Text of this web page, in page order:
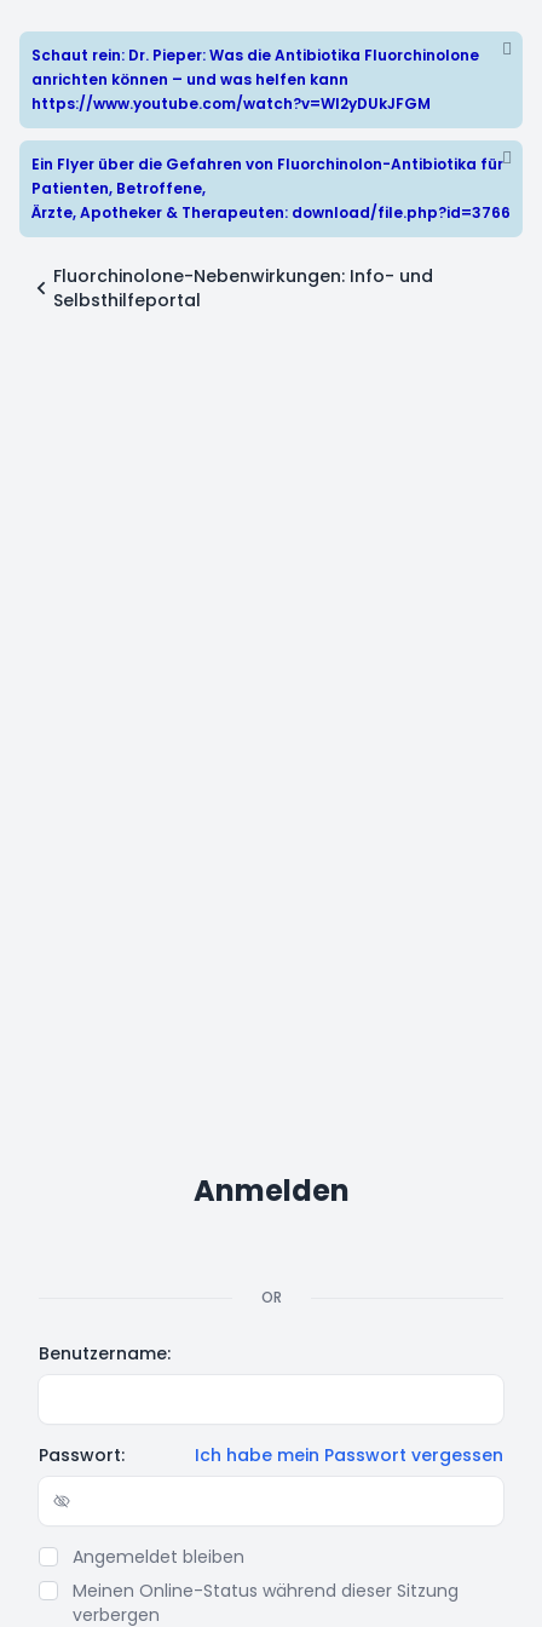
Schaut rein: Dr. Pieper: Was die Antibiotika Fluorchinolone
anrichten können – und was helfen kann
https://www.youtube.com/watch?v=WI2yDUkJFGM
Ein Flyer über die Gefahren von Fluorchinolon-Antibiotika für
Patienten, Betroffene,
Ärzte, Apotheker & Therapeuten: download/file.php?id=3766
Fluorchinolone-Nebenwirkungen: Info- und
Selbsthilfeportal
Anmelden
OR
Benutzername:
Passwort: Ich habe mein Passwort vergessen
Show/hide password
Angemeldet bleiben
Meinen Online-Status während dieser Sitzung
verbergen